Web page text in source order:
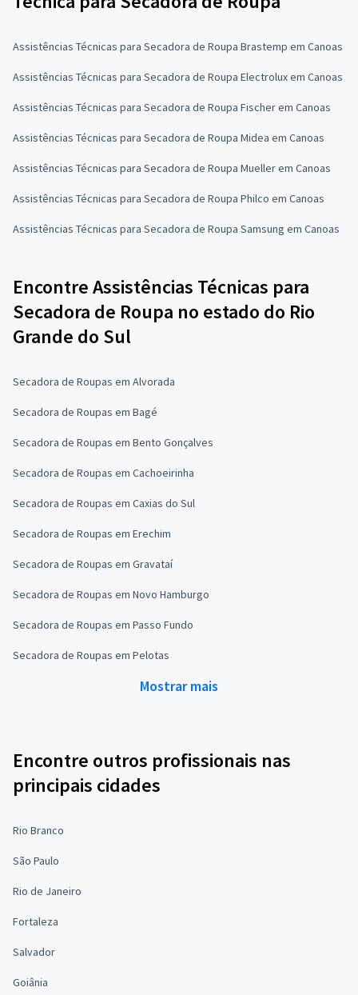
Assistências Técnicas para Secadora de Roupa Brastemp em Canoas
Assistências Técnicas para Secadora de Roupa Electrolux em Canoas
Assistências Técnicas para Secadora de Roupa Fischer em Canoas
Assistências Técnicas para Secadora de Roupa Midea em Canoas
Assistências Técnicas para Secadora de Roupa Mueller em Canoas
Assistências Técnicas para Secadora de Roupa Philco em Canoas
Assistências Técnicas para Secadora de Roupa Samsung em Canoas
Encontre Assistências Técnicas para
Secadora de Roupa no estado do Rio
Grande do Sul
Secadora de Roupas em Alvorada
Secadora de Roupas em Bagé
Secadora de Roupas em Bento Gonçalves
Secadora de Roupas em Cachoeirinha
Secadora de Roupas em Caxias do Sul
Secadora de Roupas em Erechim
Secadora de Roupas em Gravataí
Secadora de Roupas em Novo Hamburgo
Secadora de Roupas em Passo Fundo
Secadora de Roupas em Pelotas
Mostrar mais
Encontre outros profissionais nas
principais cidades
Rio Branco
São Paulo
Rio de Janeiro
Fortaleza
Salvador
Goiânia